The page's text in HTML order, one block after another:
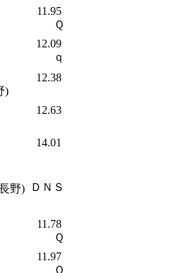
11.95
Ｑ
12.09
ｑ
)
12.38
12.63
14.01
野)
ＤＮＳ
11.78
Ｑ
11.97
Ｑ